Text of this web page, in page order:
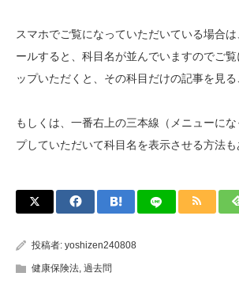
スマホでご覧になっていただいている場合
ールすると、科目名が並んでいますのでご
ップいただくと、その科目だけの記事を見る
もしくは、一番右上の三本線（メニューに
プしていただいて科目名を表示させる方法も
投稿者: yoshizen240808
健康保険法, 過去問